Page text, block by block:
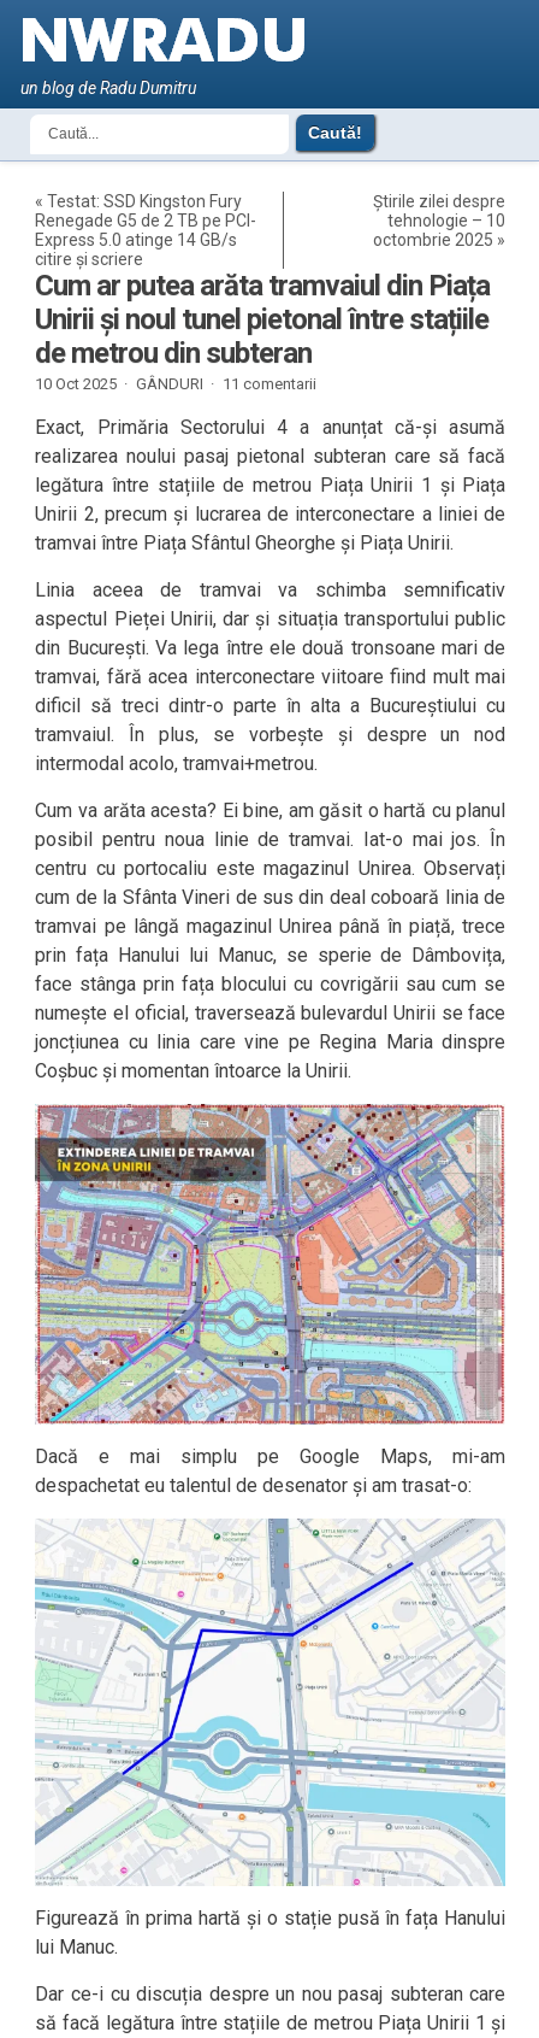
un blog de Radu Dumitru
«Testat: SSD Kingston Fury
Renegade G5 de 2 TB pe PCI-
Express 5.0 atinge 14 GB/s
citire și scriere
Știrile zilei despre
tehnologie – 10
octombrie 2025 »
Cum ar putea arăta tramvaiul din Piața
Unirii și noul tunel pietonal între stațiile
de metrou din subteran
10 Oct 2025 · GÂNDURI · 11 comentarii
Exact, Primăria Sectorului 4 a anunțat că-și asumă
realizarea noului pasaj pietonal subteran care să facă
legătura între stațiile de metrou Piața Unirii 1 și Piața
Unirii 2, precum și lucrarea de interconectare a liniei de
tramvai între Piața Sfântul Gheorghe și Piața Unirii.
Linia aceea de tramvai va schimba semnificativ
aspectul Pieței Unirii, dar și situația transportului public
din București. Va lega între ele două tronsoane mari de
tramvai, fără acea interconectare viitoare fiind mult mai
dificil să treci dintr-o parte în alta a Bucureștiului cu
tramvaiul. În plus, se vorbește și despre un nod
intermodal acolo, tramvai+metrou.
Cum va arăta acesta? Ei bine, am găsit o hartă cu planul
posibil pentru noua linie de tramvai. Iat-o mai jos. În
centru cu portocaliu este magazinul Unirea. Observați
cum de la Sfânta Vineri de sus din deal coboară linia de
tramvai pe lângă magazinul Unirea până în piață, trece
prin fața Hanului lui Manuc, se sperie de Dâmbovița,
face stânga prin fața blocului cu covrigării sau cum se
numește el oficial, traversează bulevardul Unirii se face
joncțiunea cu linia care vine pe Regina Maria dinspre
Coșbuc și momentan întoarce la Unirii.
Dacă e mai simplu pe Google Maps, mi-am
despachetat eu talentul de desenator și am trasat-o:
Figurează în prima hartă și o stație pusă în fața Hanului
lui Manuc.
Dar ce-i cu discuția despre un nou pasaj subteran care
să facă legătura între stațiile de metrou Piața Unirii 1 și